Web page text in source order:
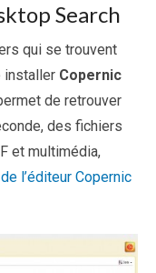
Search
qui se trouvent
installer Copernic
de retrouver
des fichiers
et multimédia,
l’éditeur Copernic